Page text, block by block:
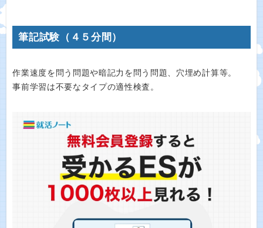
筆記試験（４５分間）
作業速度を問う問題や暗記力を問う問題、穴埋め計算等。
事前学習は不要なタイプの適性検査。